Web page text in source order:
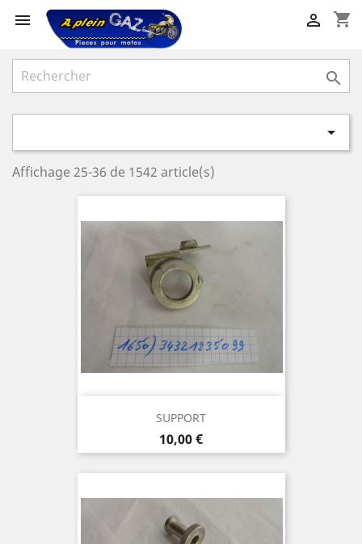
 shopping_cart



Affichage 25-36 de 1542 article(s)
SUPPORT
Prix
10,00 €